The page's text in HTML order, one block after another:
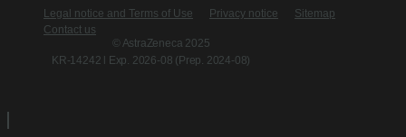
Legal notice and Terms of Use Privacy notice
Sitemap
Contact us
© AstraZeneca 2025
KR-14242 l Exp. 2026-08 (Prep. 2024-08)